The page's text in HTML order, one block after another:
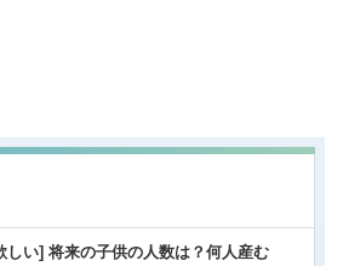
しい] 将来の子供の人数は？何人産む